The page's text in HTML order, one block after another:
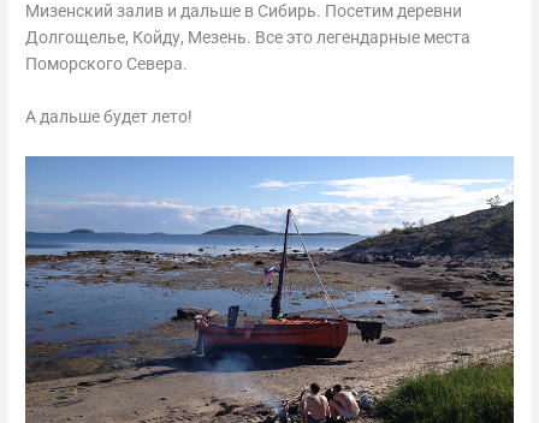
Мизенский залив и дальше в Сибирь. Посетим деревни
Долгощелье, Койду, Мезень. Все это легендарные места
Поморского Севера.
А дальше будет лето!